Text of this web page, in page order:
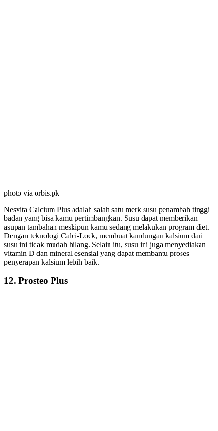
photo via orbis.pk
Nesvita Calcium Plus adalah salah satu merk susu penambah tinggi
badan yang bisa kamu pertimbangkan. Susu dapat memberikan
asupan tambahan meskipun kamu sedang melakukan program diet.
Dengan teknologi Calci-Lock, membuat kandungan kalsium dari
susu ini tidak mudah hilang. Selain itu, susu ini juga menyediakan
vitamin D dan mineral esensial yang dapat membantu proses
penyerapan kalsium lebih baik.
12. Prosteo Plus